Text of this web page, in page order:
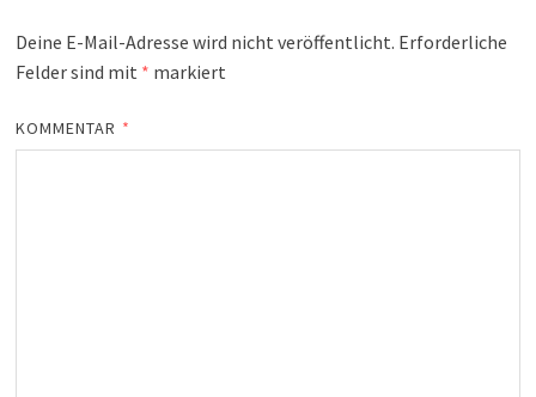
Deine E-Mail-Adresse wird nicht veröffentlicht. Erforderliche
Felder sind mit * markiert
KOMMENTAR *